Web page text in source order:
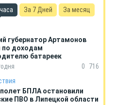
За 7 Дней За месяц
губернатор Артамонов
по доходам
батареек
0
716
БПЛА остановили
ПВО в Липецкой области